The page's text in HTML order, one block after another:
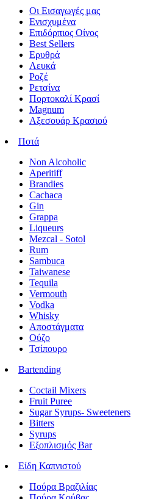
Οι Εισαγωγές μας
Ενισχυμένα
Επιδόρπιος Οίνος
Best Sellers
Ερυθρά
Λευκά
Ροζέ
Ρετσίνα
Πορτοκαλί Κρασί
Magnum
Αξεσουάρ Κρασιού
Ποτά
Non Alcoholic
Aperitiff
Brandies
Cachaca
Gin
Grappa
Liqueurs
Mezcal - Sotol
Rum
Sambuca
Taiwanese
Tequila
Vermouth
Vodka
Whisky
Αποστάγματα
Ούζο
Τσίπουρο
Bartending
Coctail Mixers
Fruit Puree
Sugar Syrups- Sweeteners
Bitters
Syrups
Εξοπλισμός Bar
Είδη Καπνιστού
Πούρα Βραζιλίας